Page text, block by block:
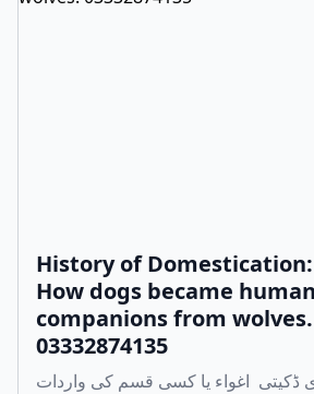
History of Domestication:
How dogs became
companions from wolves.
03332874135
ڈکیتی اغواء یا کسی قسم کی واردات